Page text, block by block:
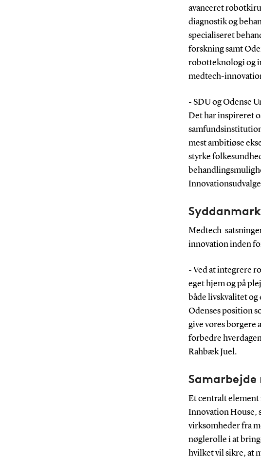
avanceret
diagnostik og
specialiseret
forskning samt
robotteknologi og
medtech-
- SDU og Odense
Det har inspireret
mest ambitiøse
styrke
Medtech-
innovation inden
- Ved at integrere
eget hjem og på
både livskvalitet
Odenses position
give vores borgere
forbedre
Rahbæk Juel.
Samarbejde
Et centralt element
Innovation House,
virksomheder fra
nøglerolle i at
hvilket vil sikre, at